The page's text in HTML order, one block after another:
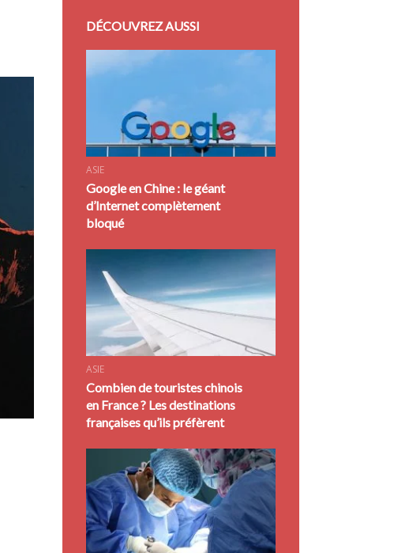
DÉCOUVREZ AUSSI
ASIE
Google en Chine : le géant
d’Internet complètement
bloqué
ASIE
Combien de touristes chinois
en France ? Les destinations
françaises qu’ils préfèrent